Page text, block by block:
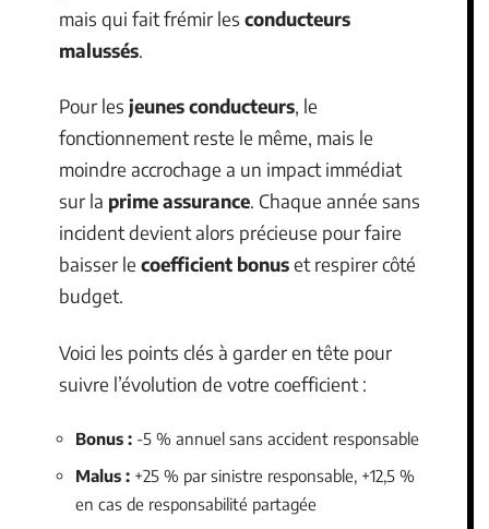
mais qui fait frémir les conducteurs
malussés.
Pour les jeunes conducteurs, le
fonctionnement reste le même, mais le
moindre accrochage a un impact immédiat
sur la prime assurance. Chaque année sans
incident devient alors précieuse pour faire
baisser le coefficient bonuset respirer côté
budget.
Voici les points clés à garder en tête pour
suivre l’évolution de votre coefficient :
Bonus : -5 % annuel sans accident responsable
Malus : +25 % par sinistre responsable, +12,5 %
en cas de responsabilité partagée